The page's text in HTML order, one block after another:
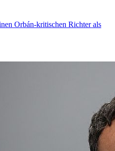
Orbán-kritischen Richter als